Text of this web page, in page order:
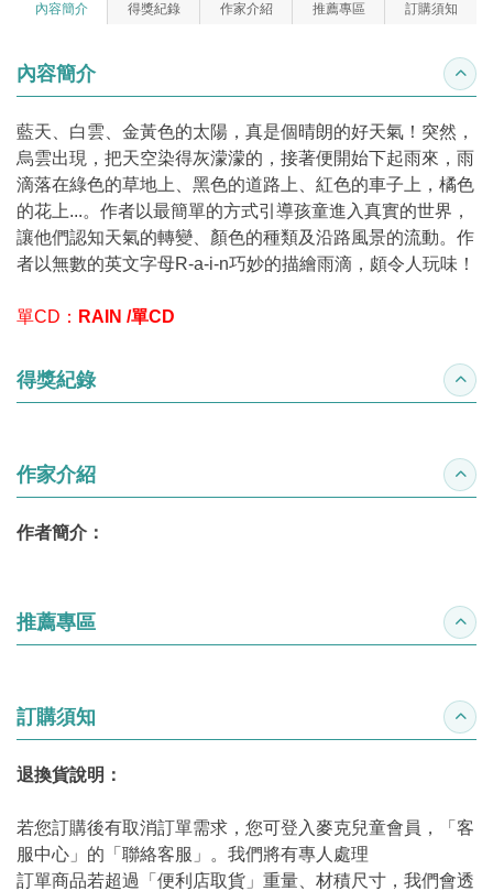
內容簡介 得獎紀錄 作家介紹 推薦專區 訂購須知
內容簡介 收合
藍天、白雲、金黃色的太陽，真是個晴朗的好天氣！突然，
烏雲出現，把天空染得灰濛濛的，接著便開始下起雨來，雨
滴落在綠色的草地上、黑色的道路上、紅色的車子上，橘色
的花上...。作者以最簡單的方式引導孩童進入真實的世界，
讓他們認知天氣的轉變、顏色的種類及沿路風景的流動。作
者以無數的英文字母R-a-i-n巧妙的描繪雨滴，頗令人玩味！
單CD： RAIN /單CD
得獎紀錄 收合
作家介紹 收合
作者簡介：
推薦專區 收合
訂購須知 收合
退換貨說明：
若您訂購後有取消訂單需求，您可登入麥克兒童會員，「客
服中心」的「聯絡客服」。我們將有專人處理
訂單商品若超過「便利店取貨」重量、材積尺寸，我們會透